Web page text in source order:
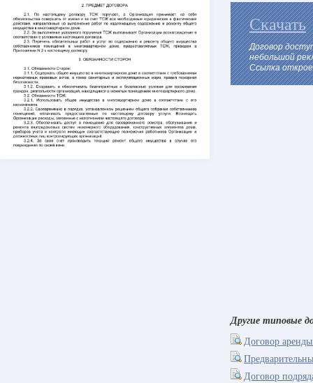
Скачать
Договор
небольшой
Ссылка
Другие типовые
Договор
Договор